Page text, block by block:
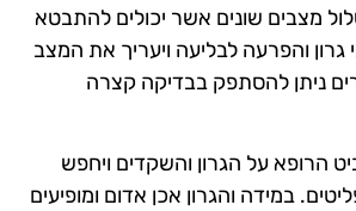
מצבים שונים אשר יכולים להתבטא
והפרעה לבליעה ויעריך את המצב
ניתן להסתפק בבדיקה קצרה
הרופא על הגרון והשקדים ויחפש
במידה והגרון אכן אדום ומופיעים